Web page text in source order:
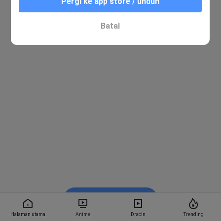
Halaman utama Anime Dracin Trending
Nonton di Bstation
Batal